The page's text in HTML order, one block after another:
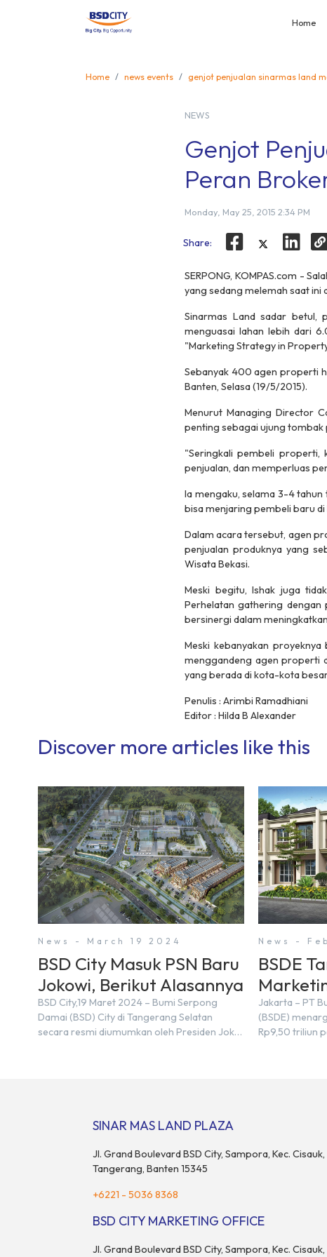
Home
Home news events genjot penjualan sinarmas land
NEWS
Genjot
Peran
Monday, May 25, 2015 2:34 PM
Share:
SERPONG, KOMPAS.com -
yang sedang melemah saat ini
Sinarmas Land sadar betul,
menguasai lahan lebih dari
"Marketing Strategy in
Sebanyak 400 agen properti
Banten, Selasa (19/5/2015).
Menurut Managing Director
penting sebagai ujung tombak
"Seringkali pembeli properti,
penjualan, dan memperluas
Ia mengaku, selama 3-4
bisa menjaring pembeli baru
Dalam acara tersebut, agen
penjualan produknya yang
Wisata Bekasi.
Meski begitu, Ishak juga
Perhelatan gathering dengan
bersinergi dalam
Meski kebanyakan
menggandeng agen properti
yang berada di kota-kota
Penulis : Arimbi Ramadhiani
Editor : Hilda B Alexander
Discover more articles like this
News - March 19 2024
BSD City Masuk PSN Baru
Jokowi, Berikut Alasannya
BSD City,19 Maret 2024 – Bumi Serpong
Damai (BSD) City di Tangerang Selatan
secara resmi diumumkan oleh Presiden Joko
Istana Kepresidenan pada hari Senin, 18 Maret
News -
BSDE
Triliun
Jakarta – PT
(BSDE)
Rp9,50 triliun
maupun
rumah
SINAR MAS LAND PLAZA
Jl. Grand Boulevard BSD City, Sampora, Kec. Cisauk,
Tangerang, Banten 15345
+6221 - 5036 8368
BSD CITY MARKETING OFFICE
Jl. Grand Boulevard BSD City, Sampora, Kec. Cisauk,